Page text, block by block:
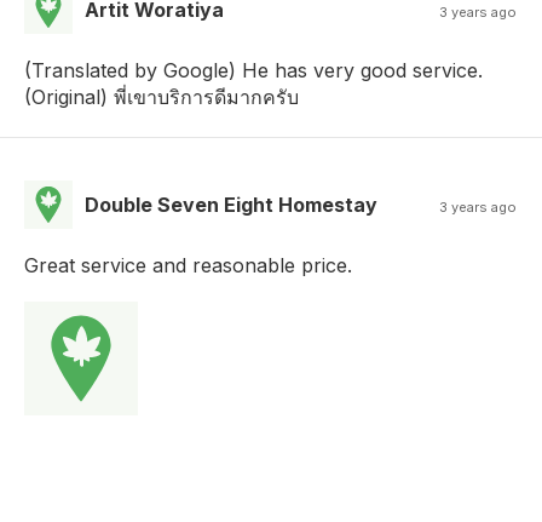
Artit Woratiya 3 years ago
(Translated by Google) He has very good service.
(Original) พี่เขาบริการดีมากครับ
Double Seven Eight Homestay 3 years ago
Great service and reasonable price.